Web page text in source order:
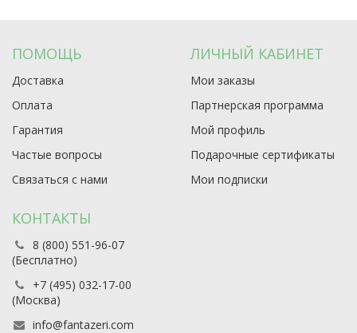
ПОМОЩЬ
Доставка
Оплата
Гарантия
Частые вопросы
Связаться с нами
ЛИЧНЫЙ КАБИНЕТ
Мои заказы
Партнерская программа
Мой профиль
Подарочные сертификаты
Мои подписки
КОНТАКТЫ
8 (800) 551-96-07
(Бесплатно)
+7 (495) 032-17-00
(Москва)
info@fantazeri.com